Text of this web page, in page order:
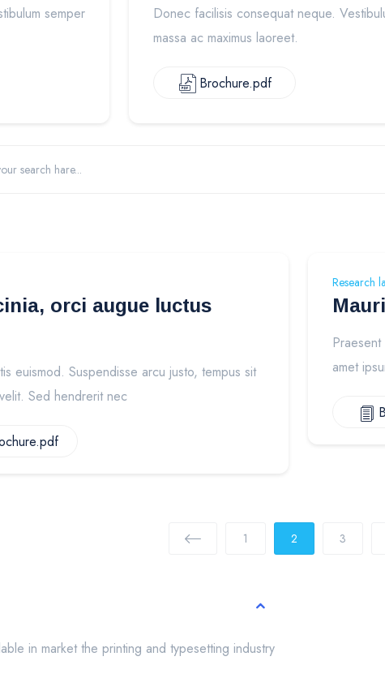
semper
Donec facilisis consequat neque.
massa ac maximus laoreet.
Brochure.pdf
orci augue luctus
euismod. Suspendisse arcu justo, tempus sit
Sed hendrerit nec
Research
amet
1 2 3
in market the printing and typesetting industry